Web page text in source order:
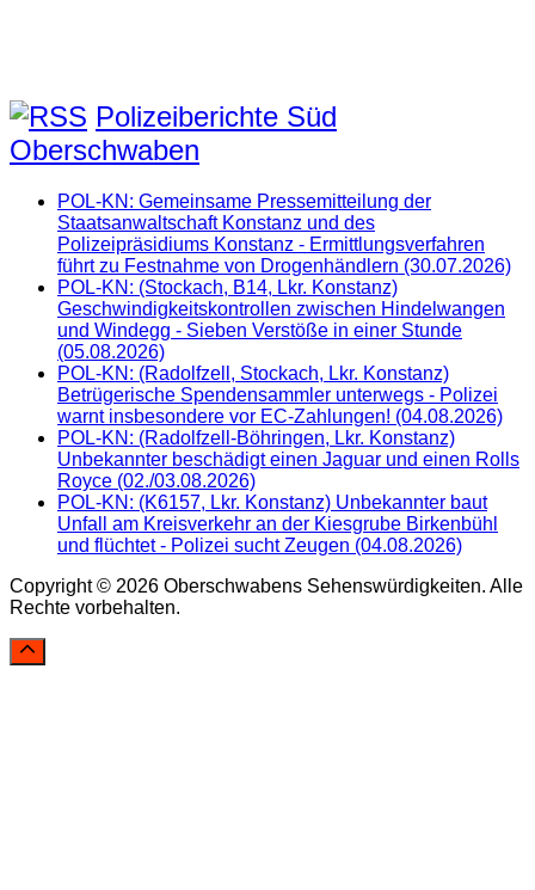
Polizeiberichte Süd
Oberschwaben
POL-KN: Gemeinsame Pressemitteilung der
Staatsanwaltschaft Konstanz und des
Polizeipräsidiums Konstanz - Ermittlungsverfahren
führt zu Festnahme von Drogenhändlern (30.07.2026)
POL-KN: (Stockach, B14, Lkr. Konstanz)
Geschwindigkeitskontrollen zwischen Hindelwangen
und Windegg - Sieben Verstöße in einer Stunde
(05.08.2026)
POL-KN: (Radolfzell, Stockach, Lkr. Konstanz)
Betrügerische Spendensammler unterwegs - Polizei
warnt insbesondere vor EC-Zahlungen! (04.08.2026)
POL-KN: (Radolfzell-Böhringen, Lkr. Konstanz)
Unbekannter beschädigt einen Jaguar und einen Rolls
Royce (02./03.08.2026)
POL-KN: (K6157, Lkr. Konstanz) Unbekannter baut
Unfall am Kreisverkehr an der Kiesgrube Birkenbühl
und flüchtet - Polizei sucht Zeugen (04.08.2026)
Copyright © 2026 Oberschwabens Sehenswürdigkeiten. Alle
Rechte vorbehalten.